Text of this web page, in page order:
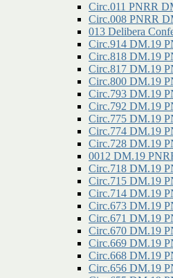
Circ.011 PNRR
Circ.008 PNRR
013 Delibera
Circ.914 DM.19
Circ.818 DM.19
Circ.817 DM.19
Circ.800 DM.19
Circ.793 DM.19
Circ.792 DM.19
Circ.775 DM.19
Circ.774 DM.19
Circ.728 DM.19
0012 DM.19
Circ.718 DM.19
Circ.715 DM.19
Circ.714 DM.19
Circ.673 DM.19
Circ.671 DM.19
Circ.670 DM.19
Circ.669 DM.19
Circ.668 DM.19
Circ.656 DM.19